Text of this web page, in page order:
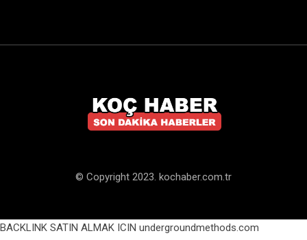
© Copyright 2023. kochaber.com.tr
BACKLINK SATIN ALMAK ICIN undergroundmethods.com